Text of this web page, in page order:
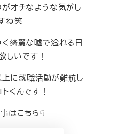
オチなような気がし
ね笑
綺麗な嘘で溢れる日
しいです！
に就職活動が難航し
くんです！
はこちら☟